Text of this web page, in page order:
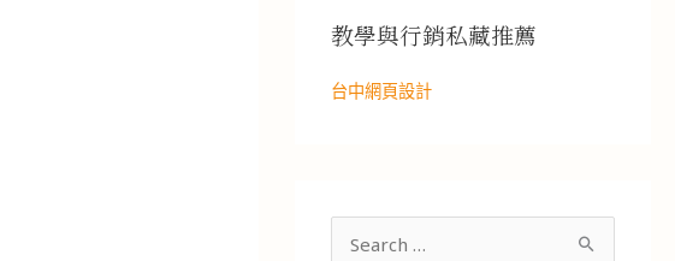
教學與行銷私藏推薦
台中網頁設計